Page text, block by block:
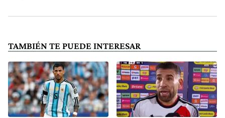
TAMBIÉN TE PUEDE INTERESAR